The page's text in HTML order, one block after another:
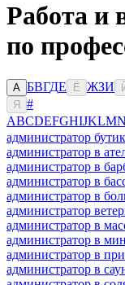
Работа и
по
А БВГДЕ Ё ЖЗИ
Я
#
ABCDEFGHIJKLMN
администратор
администратор в
администратор в
администратор в
администратор в
администратор
администратор в
администратор в
администратор в
администратор в